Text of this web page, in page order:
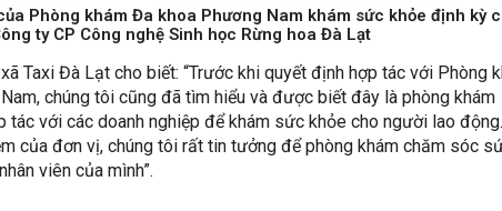
Phòng khám Đa khoa Phương Nam khám sức khỏe định kỳ
ty CP Công nghệ Sinh học Rừng hoa Đà Lạt
Taxi Đà Lạt cho biết: “Trước khi quyết định hợp tác với Phòng
chúng tôi cũng đã tìm hiểu và được biết đây là phòng khám
tác với các doanh nghiệp để khám sức khỏe cho người lao
của đơn vị, chúng tôi rất tin tưởng để phòng khám chăm sóc
viên của mình”.